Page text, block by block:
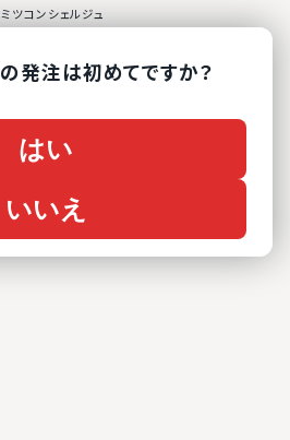
の発注は初めてですか？
はい
いいえ